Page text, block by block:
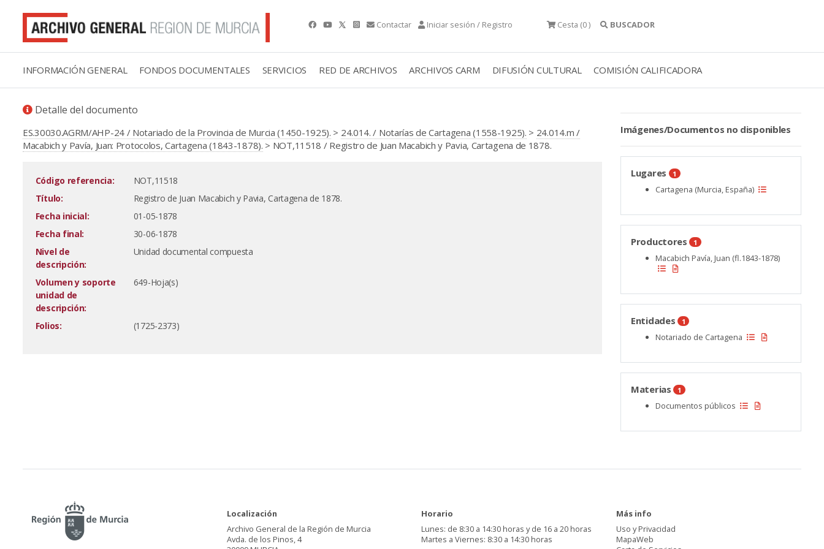
Contactar Iniciar sesión / Registro Cesta (0 ) BUSCADOR
INFORMACIÓN GENERAL FONDOS DOCUMENTALES SERVICIOS RED DE ARCHIVOS ARCHIVOS CARM DIFUSIÓN CULTURAL COMISIÓN CALIFICADORA
Detalle del documento
ES.30030.AGRM/AHP-24 / Notariado de la Provincia de Murcia (1450-1925). > 24.014. / Notarías de Cartagena (1558-1925). > 24.014.m /
Macabich y Pavía, Juan: Protocolos, Cartagena (1843-1878). > NOT,11518 / Registro de Juan Macabich y Pavia, Cartagena de 1878.
Código referencia:
NOT,11518
Título:
Registro de Juan Macabich y Pavia, Cartagena de 1878.
Fecha inicial:
01-05-1878
Fecha final:
30-06-1878
Nivel de
descripción:
Unidad documental compuesta
Volumen y soporte
unidad de
descripción:
649-Hoja(s)
Folios: (1725-2373)
Imágenes/Documentos no disponibles
Lugares 1
Cartagena (Murcia, España)
Productores 1
Macabich Pavía, Juan (fl.1843-1878)
Entidades 1
Notariado de Cartagena
Materias 1
Documentos públicos
Localización
Archivo General de la Región de Murcia
Avda. de los Pinos, 4
Horario
Lunes: de 8:30 a 14:30 horas y de 16 a 20 horas
Martes a Viernes: 8:30 a 14:30 horas
Más info
Uso y Privacidad
MapaWeb